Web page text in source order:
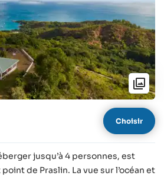
Choisir
jusqu’à 4 personnes, est
de Praslin. La vue sur l’océan et